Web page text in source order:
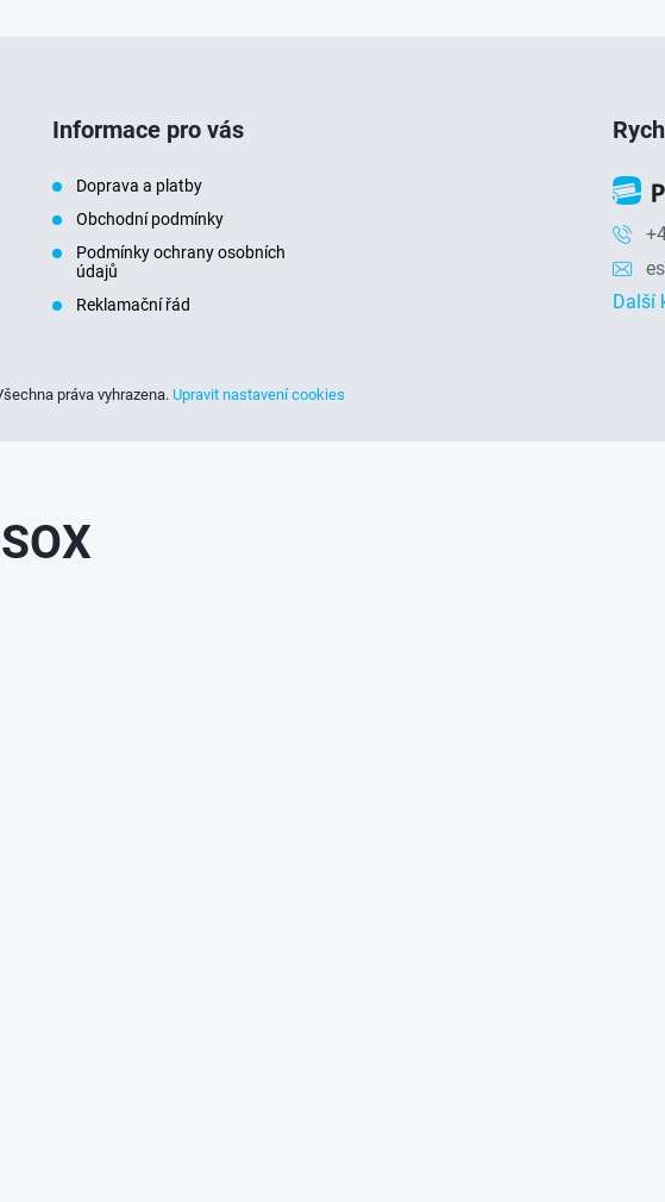
Informace pro vás
Doprava a platby
Obchodní podmínky
Podmínky ochrany osobních
údajů
Reklamační řád
Další
práva vyhrazena. Upravit nastavení cookies